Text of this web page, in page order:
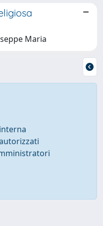
Maria